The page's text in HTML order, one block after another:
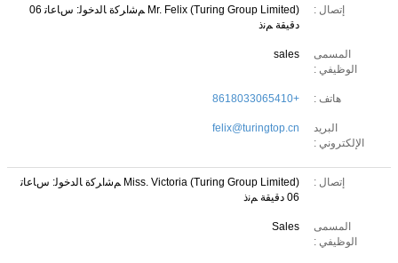
إتصال : Mr. Felix (Turing Group Limited)
ﻢﺷﺍﺮﻛﺓ ﺎﻟﺪﺧﻮﻟ: ﺱﺎﻋﺎﺗ 06
دقيقة ﻢﻧﺫ
المسمى
الوظيفي :
sales
هاتف : +8618033065410
البريد
الإلكتروني :
felix@turingtop.cn
إتصال : Miss. Victoria (Turing Group Limited) ﻢﺷﺍﺮﻛﺓ ﺎﻟﺪﺧﻮﻟ: ﺱﺎﻋﺎﺗ
06 دقيقة ﻢﻧﺫ
المسمى
الوظيفي :
Sales